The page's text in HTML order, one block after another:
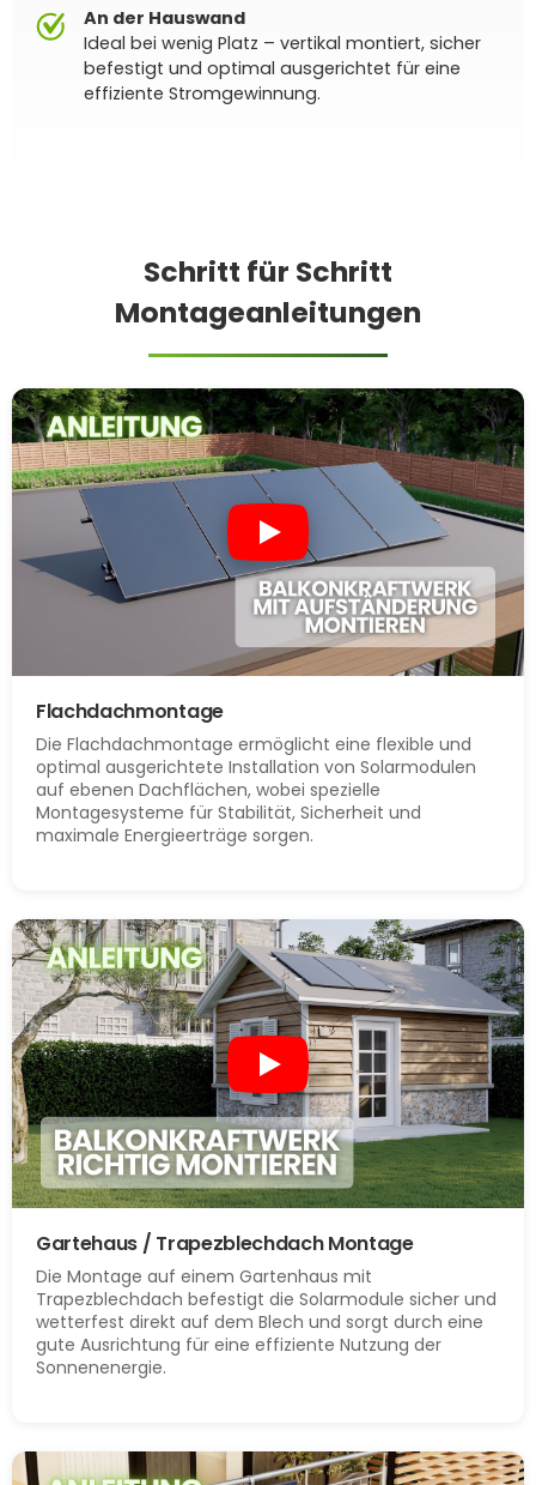
An der Hauswand
Ideal bei wenig Platz – vertikal montiert, sicher
befestigt und optimal ausgerichtet für eine
effiziente Stromgewinnung.
Schritt für Schritt
Montageanleitungen
Flachdachmontage
Die Flachdachmontage ermöglicht eine flexible und
optimal ausgerichtete Installation von Solarmodulen
auf ebenen Dachflächen, wobei spezielle
Montagesysteme für Stabilität, Sicherheit und
maximale Energieerträge sorgen.
Gartehaus / Trapezblechdach Montage
Die Montage auf einem Gartenhaus mit
Trapezblechdach befestigt die Solarmodule sicher und
wetterfest direkt auf dem Blech und sorgt durch eine
gute Ausrichtung für eine effiziente Nutzung der
Sonnenenergie.